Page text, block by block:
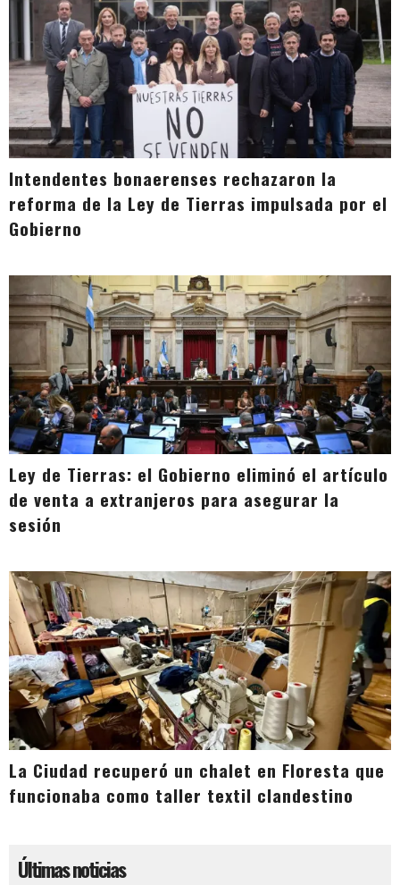
Intendentes bonaerenses rechazaron la
reforma de la Ley de Tierras impulsada por el
Gobierno
Ley de Tierras: el Gobierno eliminó el artículo
de venta a extranjeros para asegurar la
sesión
La Ciudad recuperó un chalet en Floresta que
funcionaba como taller textil clandestino
Últimas noticias